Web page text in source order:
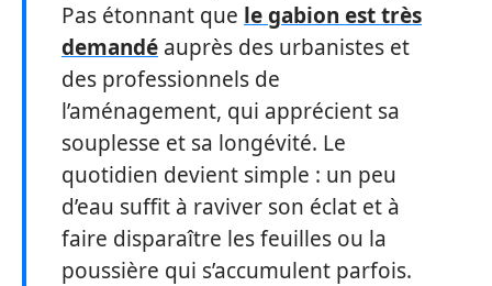
Pas étonnant que le gabion est très
demandé auprès des urbanistes et
des professionnels de
l’aménagement, qui apprécient sa
souplesse et sa longévité. Le
quotidien devient simple : un peu
d’eau suffit à raviver son éclat et à
faire disparaître les feuilles ou la
poussière qui s’accumulent parfois.